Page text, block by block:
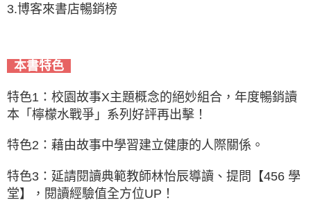
3.博客來書店暢銷榜
本書特色
特色1：校園故事X主題概念的絕妙組合，年度暢銷讀
本「檸檬水戰爭」系列好評再出擊！
特色2：藉由故事中學習建立健康的人際關係。
特色3：延請閱讀典範教師林怡辰導讀、提問【456 學
堂】，閱讀經驗值全方位UP！